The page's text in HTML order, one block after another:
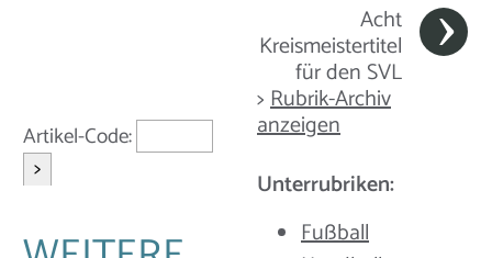
Acht
Kreismeistertitel
für den SVL
Artikel-Code:
>
>Rubrik-Archiv
anzeigen
Unterrubriken:
Fußball